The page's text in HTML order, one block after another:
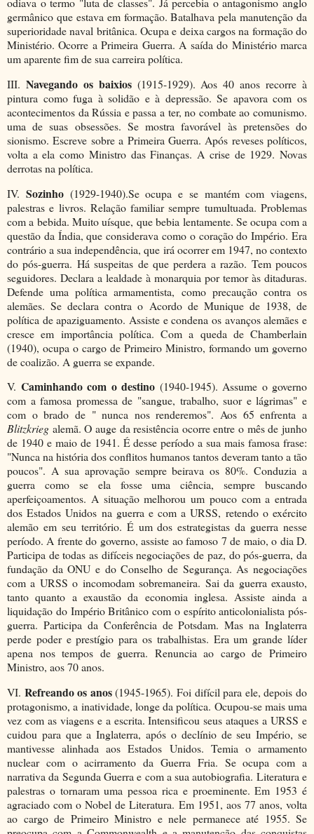
germânico que estava em formação. Batalhava pela manutenção da
superioridade naval britânica. Ocupa e deixa cargos na formação do
Ministério. Ocorre a Primeira Guerra. A saída do Ministério marca
um aparente fim de sua carreira política.
III. Navegando os baixios (1915-1929). Aos 40 anos recorre à
pintura como fuga à solidão e à depressão. Se apavora com os
acontecimentos da Rússia e passa a ter, no combate ao comunismo.
uma de suas obsessões. Se mostra favorável às pretensões do
sionismo. Escreve sobre a Primeira Guerra. Após reveses políticos,
volta a ela como Ministro das Finanças. A crise de 1929. Novas
derrotas na política.
IV. Sozinho (1929-1940).Se ocupa e se mantém com viagens,
palestras e livros. Relação familiar sempre tumultuada. Problemas
com a bebida. Muito uísque, que bebia lentamente. Se ocupa com a
questão da Índia, que considerava como o coração do Império. Era
contrário a sua independência, que irá ocorrer em 1947, no contexto
do pós-guerra. Há suspeitas de que perdera a razão. Tem poucos
seguidores. Declara a lealdade à monarquia por temor às ditaduras.
Defende uma política armamentista, como precaução contra os
alemães. Se declara contra o Acordo de Munique de 1938, de
política de apaziguamento. Assiste e condena os avanços alemães e
cresce em importância política. Com a queda de Chamberlain
(1940), ocupa o cargo de Primeiro Ministro, formando um governo
de coalizão. A guerra se expande.
V. Caminhando com o destino (1940-1945). Assume o governo
com a famosa promessa de "sangue, trabalho, suor e lágrimas" e
com o brado de " nunca nos renderemos". Aos 65 enfrenta a
Blitzkrieg alemã. O auge da resistência ocorre entre o mês de junho
de 1940 e maio de 1941. É desse período a sua mais famosa frase:
"Nunca na história dos conflitos humanos tantos deveram tanto a tão
poucos". A sua aprovação sempre beirava os 80%. Conduzia a
guerra como se ela fosse uma ciência, sempre buscando
aperfeiçoamentos. A situação melhorou um pouco com a entrada
dos Estados Unidos na guerra e com a URSS, retendo o exército
alemão em seu território. É um dos estrategistas da guerra nesse
período. A frente do governo, assiste ao famoso 7 de maio, o dia D.
Participa de todas as difíceis negociações de paz, do pós-guerra, da
fundação da ONU e do Conselho de Segurança. As negociações
com a URSS o incomodam sobremaneira. Sai da guerra exausto,
tanto quanto a exaustão da economia inglesa. Assiste ainda a
liquidação do Império Britânico com o espírito anticolonialista pós-
guerra. Participa da Conferência de Potsdam. Mas na Inglaterra
perde poder e prestígio para os trabalhistas. Era um grande líder
apena nos tempos de guerra. Renuncia ao cargo de Primeiro
Ministro, aos 70 anos.
VI. Refreando os anos(1945-1965). Foi difícil para ele, depois do
protagonismo, a inatividade, longe da política. Ocupou-se mais uma
vez com as viagens e a escrita. Intensificou seus ataques a URSS e
cuidou para que a Inglaterra, após o declínio de seu Império, se
mantivesse alinhada aos Estados Unidos. Temia o armamento
nuclear com o acirramento da Guerra Fria. Se ocupa com a
narrativa da Segunda Guerra e com a sua autobiografia. Literatura e
palestras o tornaram uma pessoa rica e proeminente. Em 1953 é
agraciado com o Nobel de Literatura. Em 1951, aos 77 anos, volta
ao cargo de Primeiro Ministro e nele permanece até 1955. Se